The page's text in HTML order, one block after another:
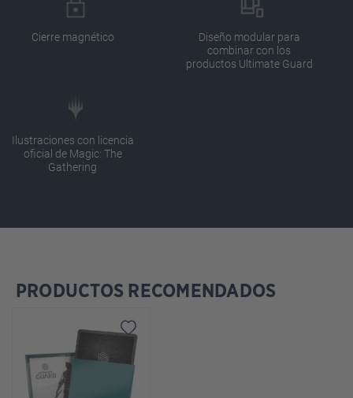
Cierre magnético
Diseño modular para
combinar con los
productos Ultimate Guard
Ilustraciones con licencia
oficial de Magic: The
Gathering
Omitir la galería de productos
PRODUCTOS RECOMENDADOS